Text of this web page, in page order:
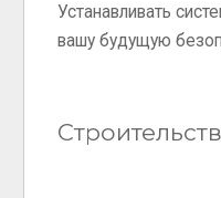
Устанавливать
вашу будущую